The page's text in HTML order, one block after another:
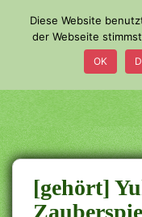
o
m
a
i
n
c
o
[gehört]
Diese Website
der Webseite
OK